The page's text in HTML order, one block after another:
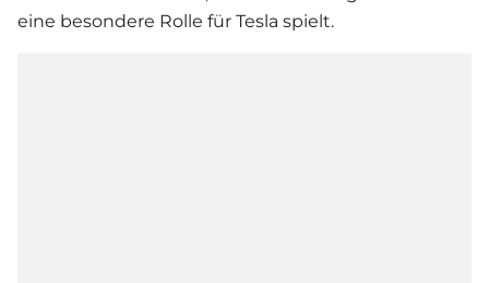
eine besondere Rolle für Tesla spielt.